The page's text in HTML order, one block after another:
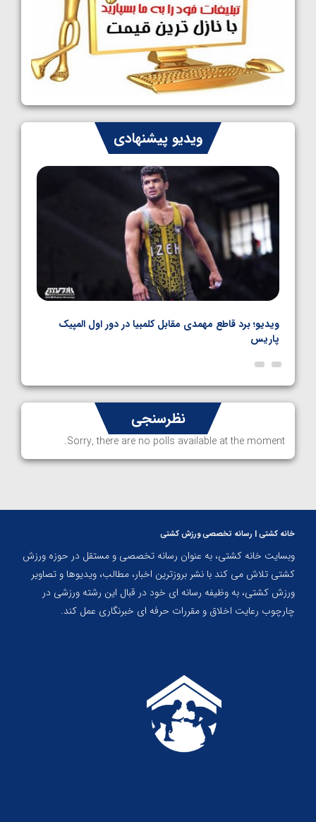
کشتی آزاد نوجوانان جهان؛ رقبای نمایندگان
ایران مشخص شدند
1405/05/08
کشتی فرنگی نوجوانان جهان؛ سکوی تیمی
سوم برای ایران
1405/05/07
ایران چشم به راه چهار مدال در پنج وزن دوم
کشتی فرنگی نوجوانان جهان
1405/05/06
ویدیو پیشنهادی
در دور اول المپیک ویدیو؛ کسب مدال برنز المپیک پاریس توسط
نظرسنجی
Sorry, there are no polls available at the moment.
خانه کشتی | رسانه تخصصی ورزش کشتی
وبسایت خانه کشتی، به عنوان رسانه تخصصی و مستقل در حوزه ورزش
کشتی تلاش می کند با نشر بروزترین اخبار، مطالب، ویدیوها و تصاویر
ورزش کشتی، به وظیفه رسانه ای خود در قبال این رشته ورزشی در
چارچوب رعایت اخلاق و مقررات حرفه ای خبرنگاری عمل کند.